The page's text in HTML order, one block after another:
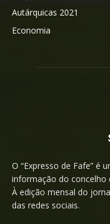
Autárquicas 2021
Economia
O “Expresso de Fafe” é
informação do concelho
À edição mensal do
das redes sociais.